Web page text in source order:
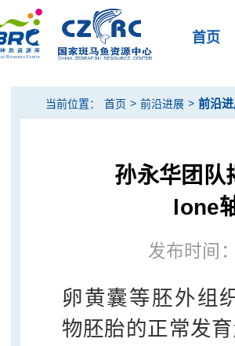
首页
当前位置： 首页 > 前沿进展 > 前沿
孙永华团
lone
发布时间
卵黄囊等胚外组
物胚胎的正常发